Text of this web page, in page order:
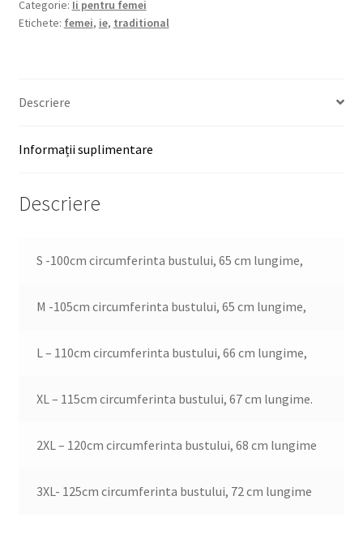
Categorie: Ii pentru femei
Etichete: femei, ie, traditional
Descriere
Informații suplimentare
Descriere
S -100cm circumferinta bustului, 65 cm lungime,
M -105cm circumferinta bustului, 65 cm lungime,
L – 110cm circumferinta bustului, 66 cm lungime,
XL – 115cm circumferinta bustului, 67 cm lungime.
2XL – 120cm circumferinta bustului, 68 cm lungime
3XL- 125cm circumferinta bustului, 72 cm lungime